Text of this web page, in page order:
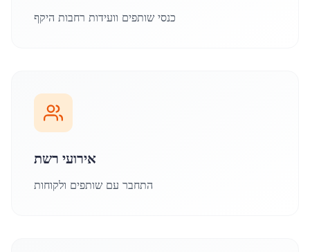
כנסי שותפים וועידות רחבות היקף
אירועי רשת
התחבר עם שותפים ולקוחות